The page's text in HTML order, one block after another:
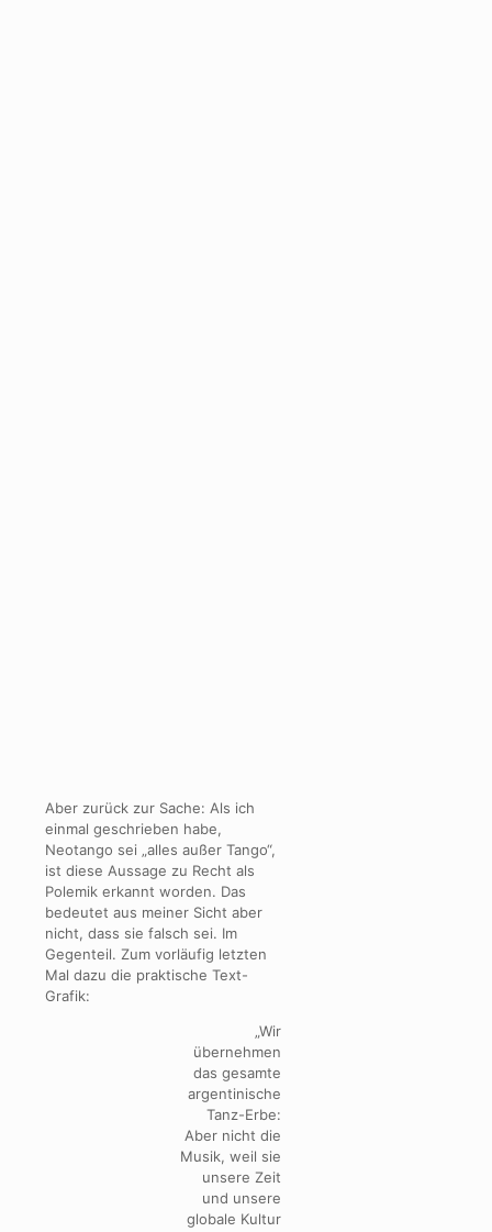
Aber zurück zur Sache: Als ich
einmal geschrieben habe,
Neotango sei „alles außer Tango“,
ist diese Aussage zu Recht als
Polemik erkannt worden. Das
bedeutet aus meiner Sicht aber
nicht, dass sie falsch sei. Im
Gegenteil. Zum vorläufig letzten
Mal dazu die praktische Text-
Grafik:
„Wir
übernehmen
das gesamte
argentinische
Tanz-Erbe:
Aber nicht die
Musik, weil sie
unsere Zeit
und unsere
globale Kultur